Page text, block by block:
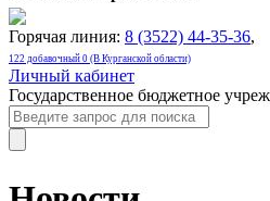
Горячая линия: 8 (3522) 44-35-36,
122 добавочный 0 (В Курганской области)
Личный кабинет
Государственное бюджетное